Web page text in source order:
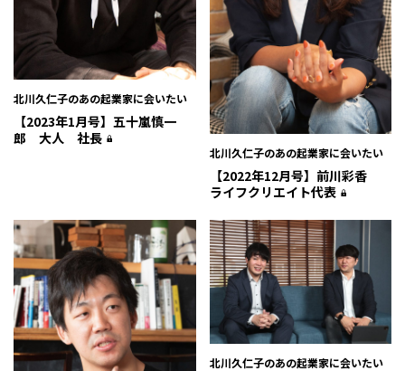
北川久仁子のあの起業家に会いたい
【2023年1月号】五十嵐慎一
郎 大人 社長
北川久仁子のあの起業家に会いたい
【2022年12月号】前川彩香
ライフクリエイト代表
北川久仁子のあの起業家に会いたい